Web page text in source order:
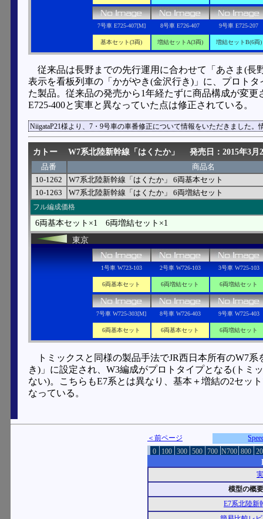
7号車 E725-407[M]
基本セット(3両)
8号車 E726-407
増結セットA(3両)
9号車 E725-207
増結セットB(6両)
従来品は長野までの先行運用に合わせて「あさま(
表示を看板列車の「かがやき(金沢行き)」に、プロト
た製品。従来品の発売から1年経たずに商品構成が変
E725-400と実車と異なっていた点は修正されている。
NiigataP21様より、7・9号車の車番修正について情報をいただきました
カトー W7系北陸新幹線「はくたか」 発売日：2015年3月
品番
商品名
10-1262
W7系北陸新幹線「はくたか」 6両基本セット
10-1263
W7系北陸新幹線「はくたか」 6両増結セット
フル編成価格
6両基本セット×1 6両増結セット×1
東京
1号車 W723-103
6両基本セット
2号車 W726-103
6両増結セット
3号車 W725-103
6両増結セット
7号車 W725-303[M]
6両基本セット
8号車 W726-403
6両基本セット
9号車 W725-403
6両増結セット
トミックスと同様の製品手法でJR西日本所有のW7
き)」に設定され、W3編成がプロトタイプとなる(トミ
ない)。こちらもE7系とは異なり、基本＋増結の2セッ
なっている。
＜前ページ
0
100 300 500 700 N700 800
模型の概
E7系北陸新